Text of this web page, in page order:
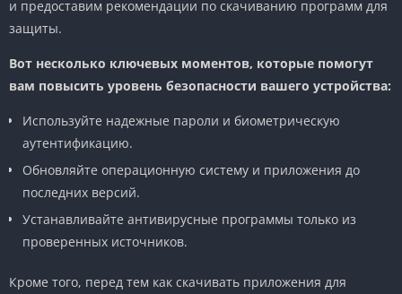
и предоставим рекомендации по скачиванию программ для
защиты.
Вот несколько ключевых моментов, которые помогут
вам повысить уровень безопасности вашего устройства:
Используйте надежные пароли и биометрическую
аутентификацию.
Обновляйте операционную систему и приложения до
последних версий.
Устанавливайте антивирусные программы только из
проверенных источников.
Кроме того, перед тем как скачивать приложения для